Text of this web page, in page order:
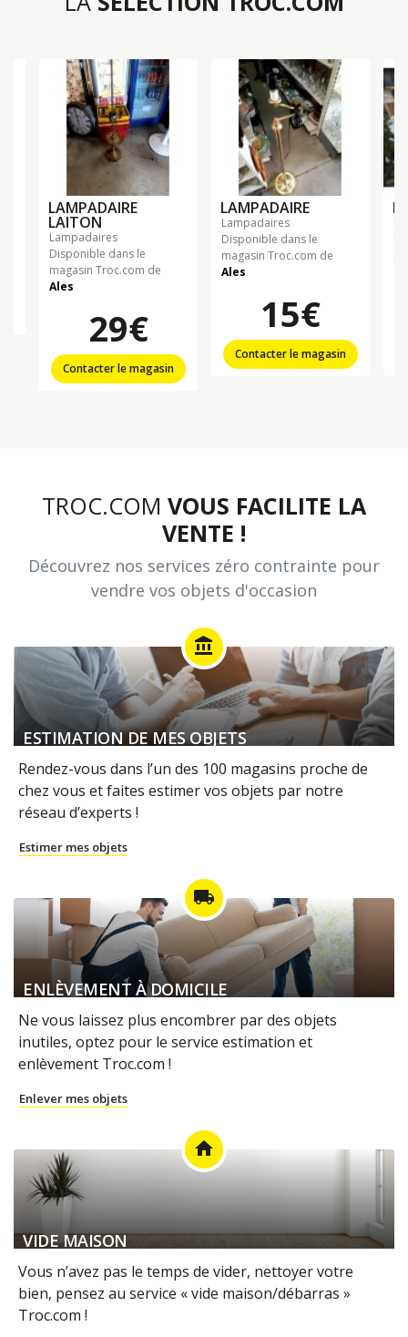
LAMPADAIRE
LAITON
lampadaires
Disponible dans le
magasin Troc.com de
Ales
29€
Contacter le magasin
LAMPADAIRE
lampadaires
Disponible dans le
magasin Troc.com de
Ales
15€
Contacter le magasin
TROC.COM VOUS FACILITE LA
VENTE !
Découvrez nos services zéro contrainte pour
vendre vos objets d'occasion
account_balance
ESTIMATION DE MES OBJETS
Rendez-vous dans l’un des 100 magasins proche de
chez vous et faites estimer vos objets par notre
réseau d’experts !
Estimer mes objets
local_shipping
ENLÈVEMENT À DOMICILE
Ne vous laissez plus encombrer par des objets
inutiles, optez pour le service estimation et
enlèvement Troc.com !
Enlever mes objets
home
VIDE MAISON
Vous n’avez pas le temps de vider, nettoyer votre
bien, pensez au service « vide maison/débarras »
Troc.com !